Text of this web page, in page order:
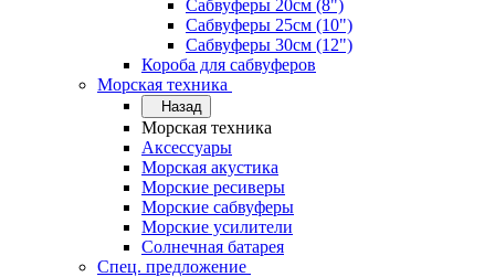
Сабвуферы 20см (8")
Сабвуферы 25см (10")
Сабвуферы 30см (12")
Короба для сабвуферов
Морская техника
Назад
Морская техника
Аксессуары
Морская акустика
Морские ресиверы
Морские сабвуферы
Морские усилители
Солнечная батарея
Спец. предложение